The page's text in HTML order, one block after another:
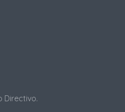
Directivo.